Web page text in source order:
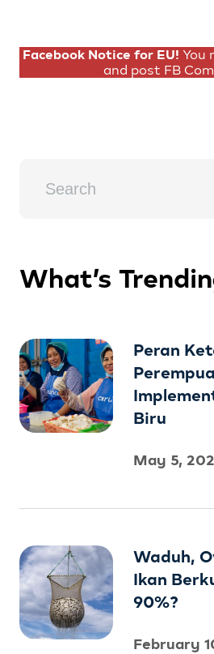
Facebook Notice for EU! You
and post FB
What’s
Peran
Biru
May 5,
Waduh,
Ikan
90%?
February